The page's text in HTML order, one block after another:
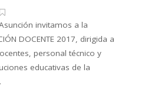
invitamos a la
DOCENTE 2017, dirigida a
personal técnico y
educativas de la